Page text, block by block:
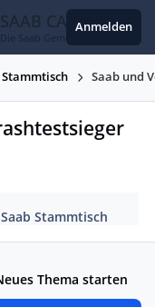
SAAB CARS
Die Saab Gemeinschaft
Anmelden
Stammtisch Saab und
Saab Stammtisch
Thema starten